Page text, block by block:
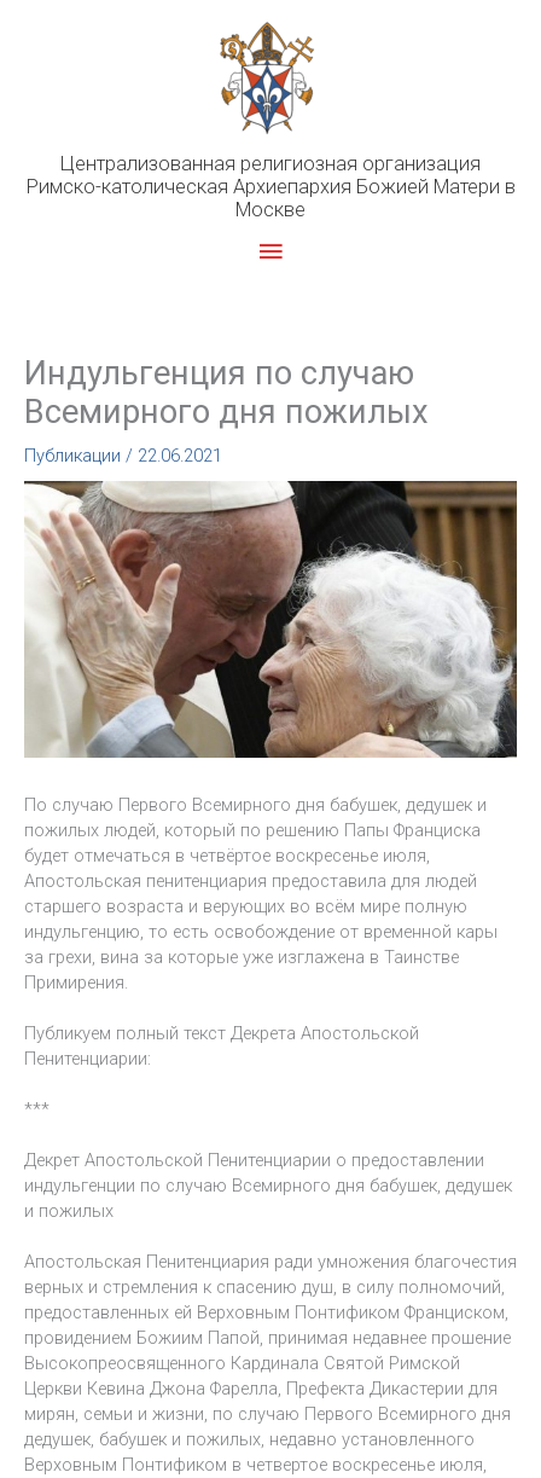
Централизованная религиозная организация
Римско-католическая Архиепархия Божией Матери в
Москве
Главное
Индульгенция по случаю
Всемирного дня пожилых
Публикации / 22.06.2021
По случаю Первого Всемирного дня бабушек, дедушек и
пожилых людей, который по решению Папы Франциска
будет отмечаться в четвёртое воскресенье июля,
Апостольская пенитенциария предоставила для людей
старшего возраста и верующих во всём мире полную
индульгенцию, то есть освобождение от временной кары
за грехи, вина за которые уже изглажена в Таинстве
Примирения.
Публикуем полный текст Декрета Апостольской
Пенитенциарии:
***
Декрет Апостольской Пенитенциарии о предоставлении
индульгенции по случаю Всемирного дня бабушек, дедушек
и пожилых
Апостольская Пенитенциария ради умножения благочестия
верных и стремления к спасению душ, в силу полномочий,
предоставленных ей Верховным Понтификом Франциском,
провидением Божиим Папой, принимая недавнее прошение
Высокопреосвященного Кардинала Святой Римской
Церкви Кевина Джона Фарелла, Префекта Дикастерии для
мирян, семьи и жизни, по случаю Первого Всемирного дня
дедушек, бабушек и пожилых, недавно установленного
Верховным Понтификом в четвертое воскресенье июля,